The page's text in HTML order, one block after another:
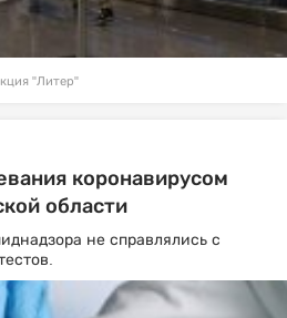
"Литер"
коронавирусом
области
не справлялись с